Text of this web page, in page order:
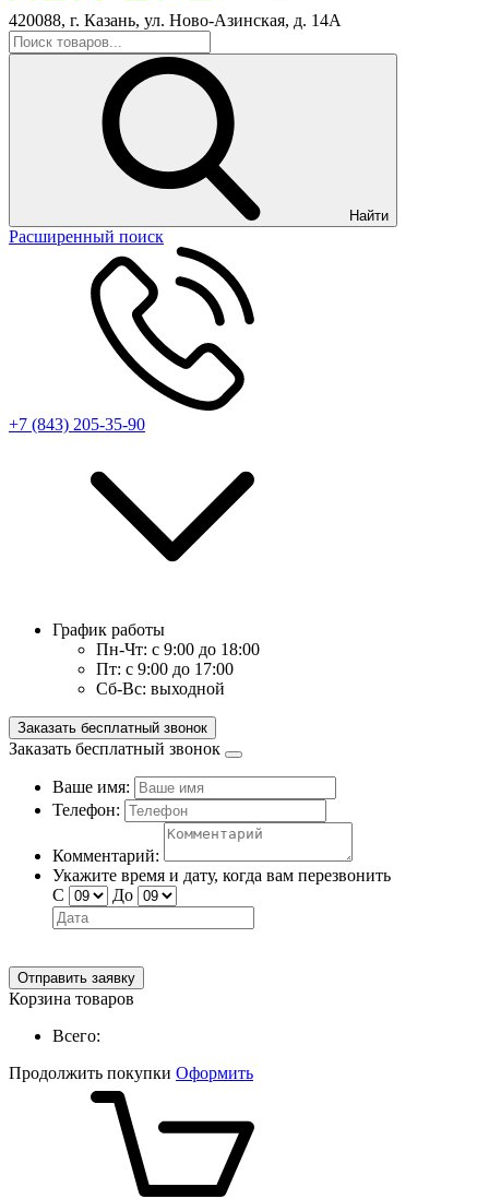
420088, г. Казань, ул. Ново-Азинская, д. 14А
Найти
Расширенный поиск
+7 (843) 205-35-90
График работы
Пн-Чт: с 9:00 до 18:00
Пт: с 9:00 до 17:00
Сб-Вс: выходной
Заказать бесплатный звонок
Заказать бесплатный звонок
Ваше имя:
Телефон:
Комментарий:
Укажите время и дату, когда вам перезвонить
С
До
Отправить заявку
Корзина товаров
Всего:
Продолжить покупки Оформить